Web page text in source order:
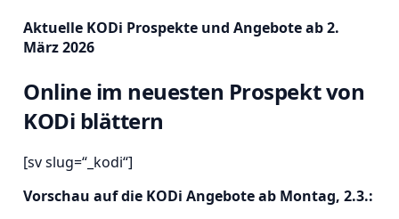
Aktuelle KODi Prospekte und Angebote ab 2.
März 2026
Online im neuesten Prospekt von
KODi blättern
[sv slug=“_kodi“]
Vorschau auf die KODi Angebote ab Montag, 2.3.: